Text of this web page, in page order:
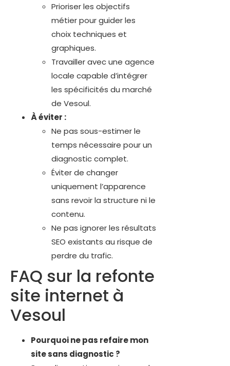
Prioriser les objectifs
métier pour guider les
choix techniques et
graphiques.
Travailler avec une agence
locale capable d’intégrer
les spécificités du marché
de Vesoul.
À éviter :
Ne pas sous-estimer le
temps nécessaire pour un
diagnostic complet.
Éviter de changer
uniquement l’apparence
sans revoir la structure ni le
contenu.
Ne pas ignorer les résultats
SEO existants au risque de
perdre du trafic.
FAQ sur la refonte
site internet à
Vesoul
Pourquoi ne pas refaire mon
site sans diagnostic ?